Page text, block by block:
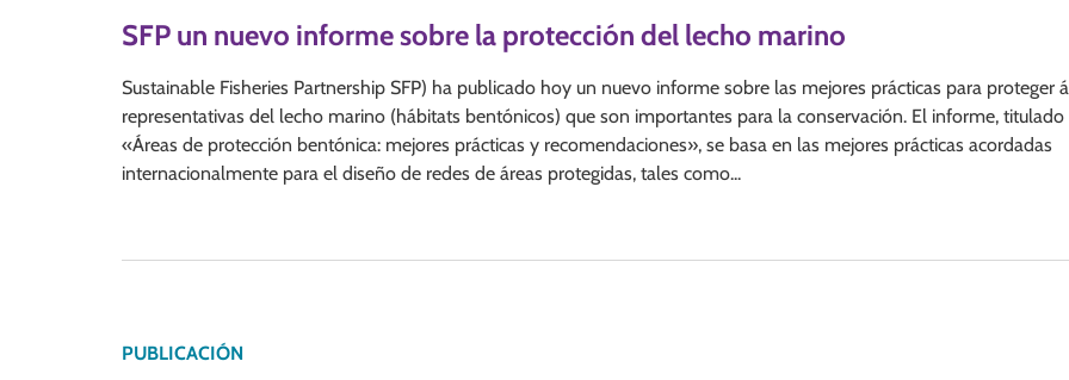
SFP un nuevo informe sobre la protección del lecho marino
Sustainable Fisheries Partnership SFP) ha publicado hoy un nuevo informe sobre las mejores prácticas para proteger
representativas del lecho marino (hábitats bentónicos) que son importantes para la conservación. El informe, titulado
«Áreas de protección bentónica: mejores prácticas y recomendaciones», se basa en las mejores prácticas acordadas
internacionalmente para el diseño de redes de áreas protegidas, tales como...
PUBLICACIÓN